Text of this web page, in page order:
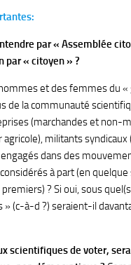
par « Assemblée
par « citoyen » ?
et des femmes du «
de la communauté
(marchandes et non-
militants syndicaux
dans des
à part (en
? Si oui, sous
» (c-à-d ?) seraient-il
scientifiques de voter,